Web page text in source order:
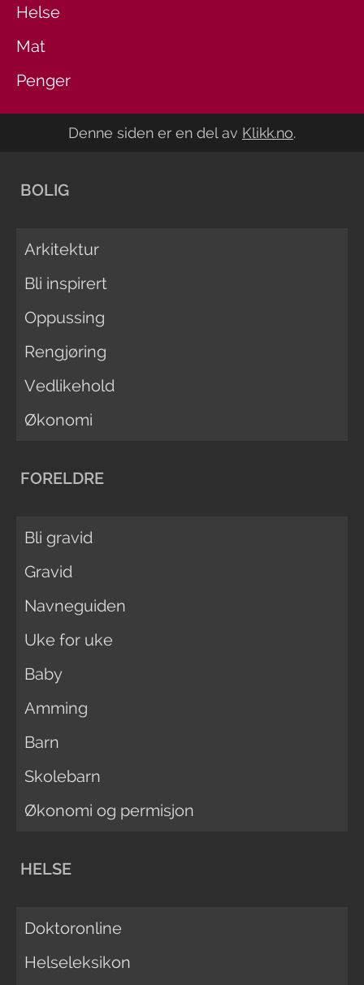
Helse
Mat
Penger
Denne siden er en del av Klikk.no.
BOLIG
Arkitektur
Bli inspirert
Oppussing
Rengjøring
Vedlikehold
Økonomi
FORELDRE
Bli gravid
Gravid
Navneguiden
Uke for uke
Baby
Amming
Barn
Skolebarn
Økonomi og permisjon
HELSE
Doktoronline
Helseleksikon